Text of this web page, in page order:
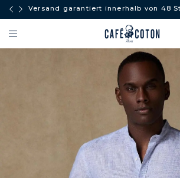
Versand garantiert innerhalb von 48